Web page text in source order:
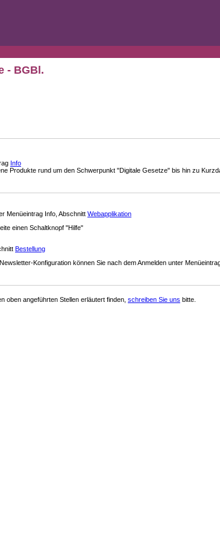
- BGBl.
Info
Produkte rund um den Schwerpunkt "Digitale Gesetze" bis hin zu
Menüeintrag Info, Abschnitt Webapplikation
einen Schaltknopf "Hilfe"
Bestellung
Konfiguration können Sie nach dem Anmelden unter
oben angeführten Stellen erläutert finden, schreiben Sie uns bitte.